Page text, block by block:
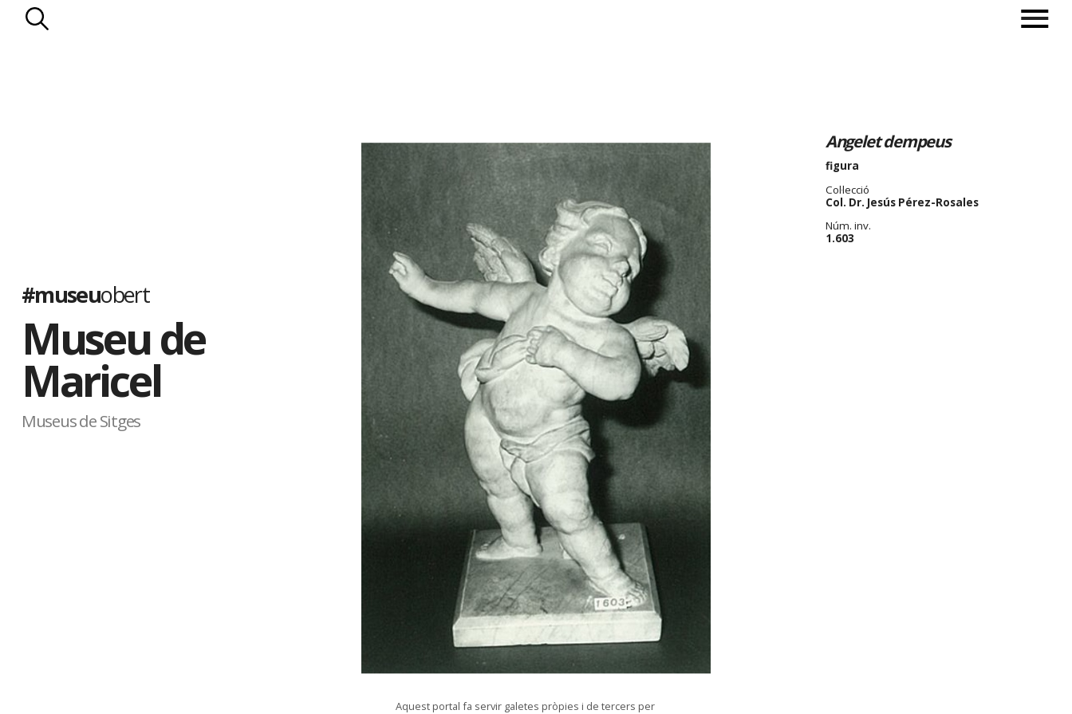
#museuobert
Museu de
Maricel
Museus de Sitges
Angelet dempeus
figura
Col·lecció
Col. Dr. Jesús Pérez-Rosales
Núm. inv.
1.603
Aquest portal fa servir galetes pròpies i de tercers per